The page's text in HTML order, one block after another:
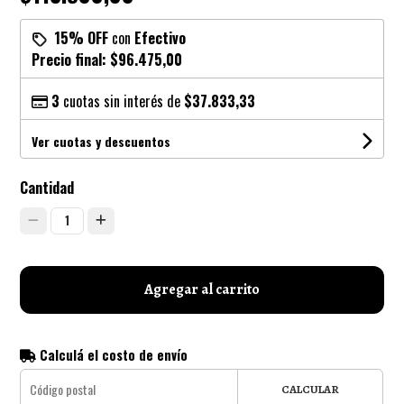
15% OFF con Efectivo
Precio final: $96.475,00
3 cuotas sin interés de $37.833,33
Ver cuotas y descuentos
Cantidad
1
Agregar al carrito
Calculá el costo de envío
CALCULAR